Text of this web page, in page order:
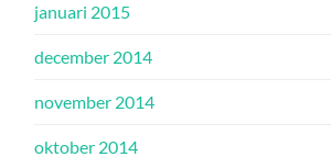
januari 2015
december 2014
november 2014
oktober 2014